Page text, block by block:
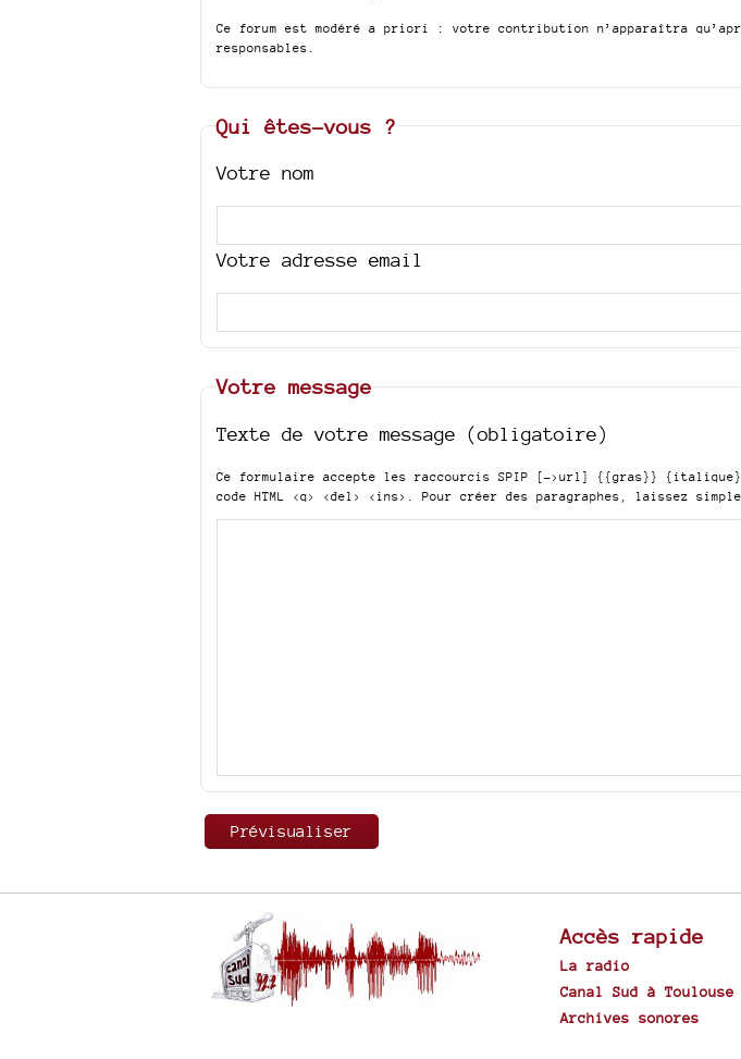
Ce forum est modéré a priori : votre contribution n’apparaîtra
responsables.
Qui êtes-vous ?
Votre nom
Votre adresse email
Votre message
Texte de votre message (obligatoire)
Ce formulaire accepte les raccourcis SPIP [->url] {{gras}} {italique}
code HTML <q> <del> <ins> . Pour créer des paragraphes, laissez
Accès rapide
La radio
Canal Sud à Toulouse
Archives sonores